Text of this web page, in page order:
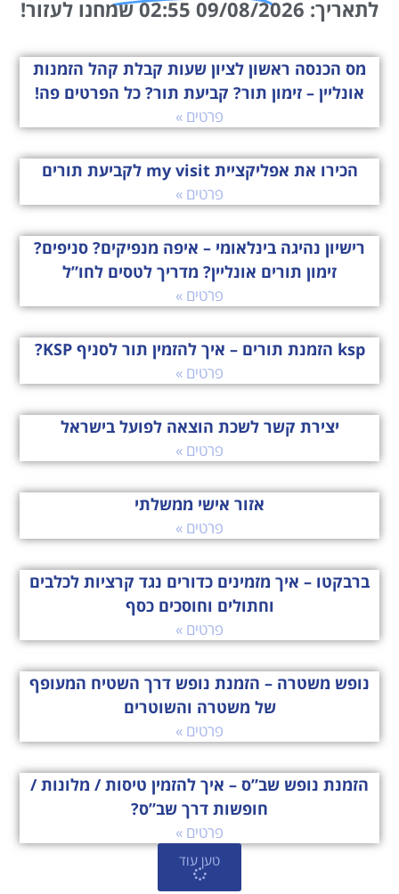
לתאריך: 09/08/2026 02:55 שמחנו לעזור!
מס הכנסה ראשון לציון שעות קבלת קהל הזמנות
אונליין – זימון תור? קביעת תור? כל הפרטים פה!
פרטים »
הכירו את אפליקציית my visit לקביעת תורים
פרטים »
רישיון נהיגה בינלאומי – איפה מנפיקים? סניפים?
זימון תורים אונליין? מדריך לטסים לחו”ל
פרטים »
ksp הזמנת תורים – איך להזמין תור לסניף KSP?
פרטים »
יצירת קשר לשכת הוצאה לפועל בישראל
פרטים »
אזור אישי ממשלתי
פרטים »
ברבקטו – איך מזמינים כדורים נגד קרציות לכלבים
וחתולים וחוסכים כסף
פרטים »
נופש משטרה – הזמנת נופש דרך השטיח המעופף
של משטרה והשוטרים
פרטים »
הזמנת נופש שב”ס – איך להזמין טיסות / מלונות /
חופשות דרך שב”ס?
פרטים »
טען עוד